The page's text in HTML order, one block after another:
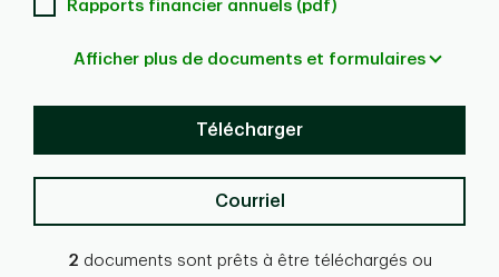
Rapports financier annuels (pdf)
Afficher plus de documents et formulaires
Télécharger
Courriel
2 documents sont prêts à être téléchargés ou